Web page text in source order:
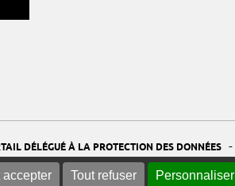
accepter Tout refuser Personnaliser
DÉLÉGUÉ À LA PROTECTION DES DONNÉES -